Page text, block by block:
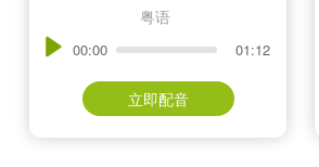
粤语
00:00 01:12
立即配音